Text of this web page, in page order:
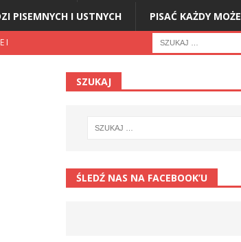
PISEMNYCH I USTNYCH PISAĆ KAŻDY MOŻE
I
SZUKAJ
ŚLEDŹ NAS NA FACEBOOK’U